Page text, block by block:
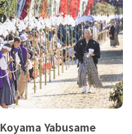
Koyama Yabusame